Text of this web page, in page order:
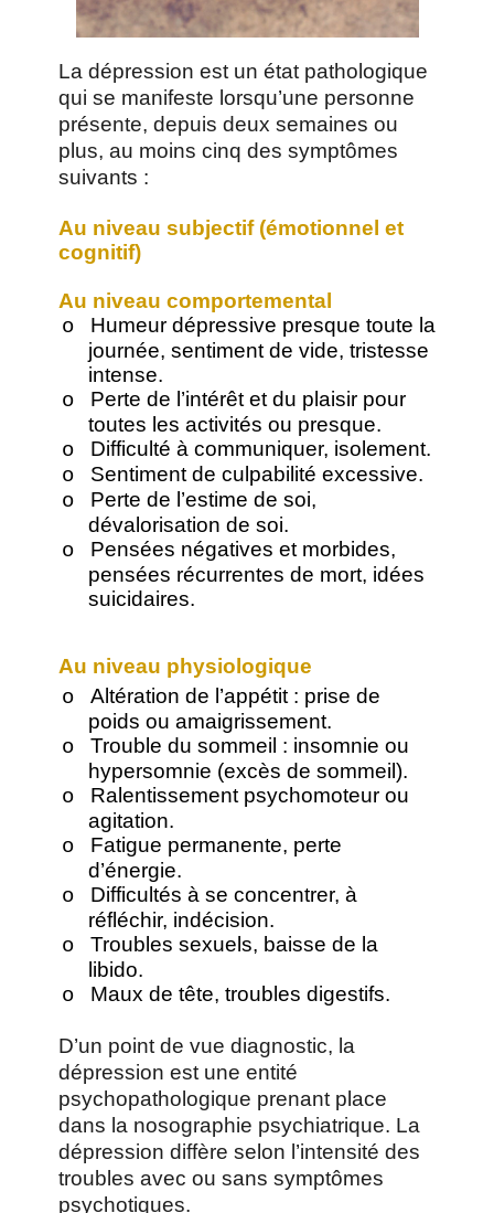
La dépression est un état pathologique
qui se manifeste lorsqu’une personne
présente, depuis deux semaines ou
plus, au moins cinq des symptômes
suivants :
Au niveau subjectif (émotionnel et
cognitif)
Au niveau comportemental
o
Humeur dépressive presque toute la
journée, sentiment de vide, tristesse
intense.
o
Perte de l’intérêt et du plaisir pour
toutes les activités ou presque.
o Difficulté à communiquer, isolement.
o Sentiment de culpabilité excessive.
o
Perte de l’estime de soi,
dévalorisation de soi.
o
Pensées négatives et morbides,
pensées récurrentes de mort, idées
suicidaires.
Au niveau physiologique
o
Altération de l’appétit : prise de
poids ou amaigrissement.
o
Trouble du sommeil : insomnie ou
hypersomnie (excès de sommeil).
o
Ralentissement psychomoteur ou
agitation.
o
Fatigue permanente, perte
d’énergie.
o
Difficultés à se concentrer, à
réfléchir, indécision.
o
Troubles sexuels, baisse de la
libido.
o Maux de tête, troubles digestifs.
D’un point de vue diagnostic, la
dépression est une entité
psychopathologique prenant place
dans la nosographie psychiatrique. La
dépression diffère selon l’intensité des
troubles avec ou sans symptômes
psychotiques.